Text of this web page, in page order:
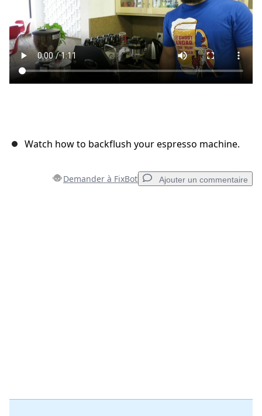
Watch how to backflush your espresso machine.
Demander à FixBot Ajouter un commentaire